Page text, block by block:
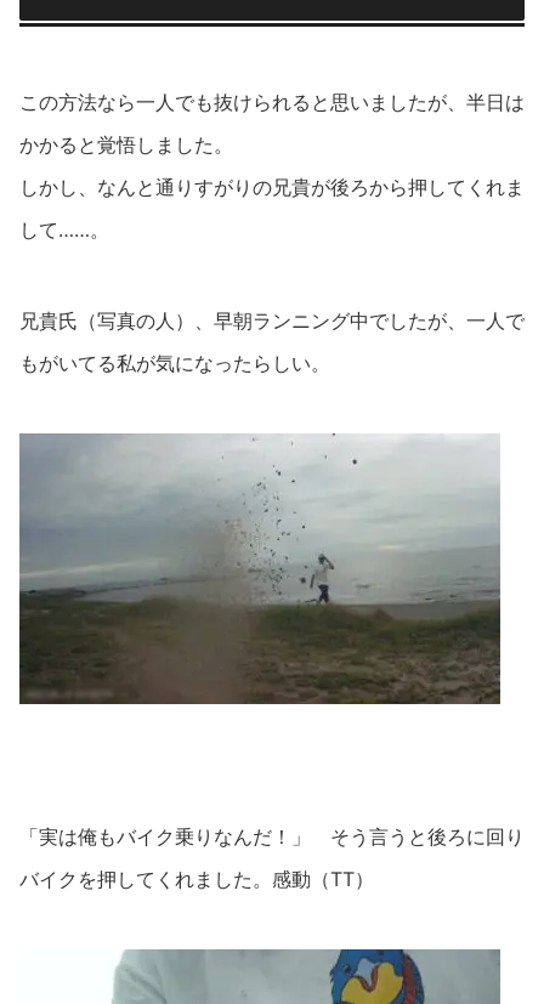
この方法なら一人でも抜けられると思いましたが、半日は
かかると覚悟しました。
しかし、なんと通りすがりの兄貴が後ろから押してくれま
して……。
兄貴氏（写真の人）、早朝ランニング中でしたが、一人で
もがいてる私が気になったらしい。
「実は俺もバイク乗りなんだ！」 そう言うと後ろに回り
バイクを押してくれました。感動（TT）